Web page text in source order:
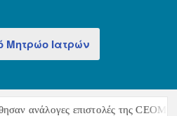
Μητρώο Ιατρών
επιστολές της CEOM και της